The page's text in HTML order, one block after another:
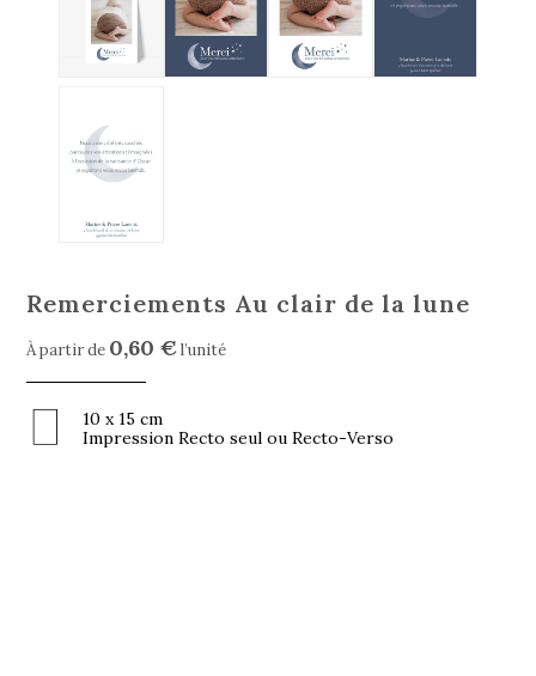
Remerciements Au clair de la lune
À partir de 0,60 €l’unité
10 x 15 cm
Impression Recto seul ou Recto-Verso